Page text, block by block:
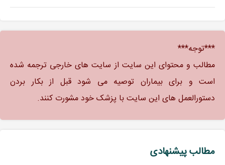
***توجه***
مطالب و محتوای این سایت از سایت های خارجی ترجمه شده
است و برای بیماران توصیه می شود قبل از بکار بردن
دستورالعمل های این سایت با پزشک خود مشورت کنند.
مطالب پیشنهادی